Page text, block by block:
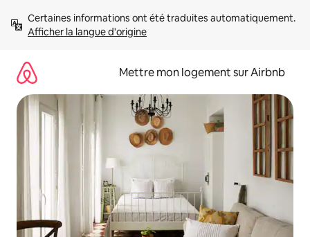
directement
Afficher la langue d'origine
Mettre mon logement sur Airbnb